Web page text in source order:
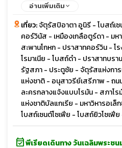
อ่านเพิ่มเติม
เที่ยว:จัตุรัสปิอาตา อูนิรี - โบสถ์เ
คอร์วินัส - เหมืองเกลือตูร์ดา - ม
สะพานโกหก - ปราสาทคอร์วิน - โ
โรมาเนีย - โบสถ์ดำ - ปราสาทบร
รัฐสภา - ประตูชัย - จัตุรัสแห่งการ
แห่งชาติ - อนุสาวรีย์เสรีภาพ - ถน
ละครกลางแจ้งแบบโรมัน - สภา
แห่งชาติบัลแกเรีย - มหาวิหารอเล็
โบสถ์เซนต์โซเฟีย - โบสถ์ยิวโซเฟี
event_availableพีเรียดเดินทาง วันเฉลิมพระช